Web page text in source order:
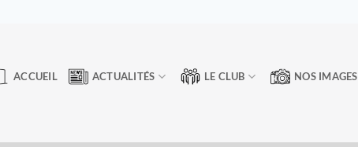
ACCUEIL ACTUALITÉS LE CLUB NOS IMAGES